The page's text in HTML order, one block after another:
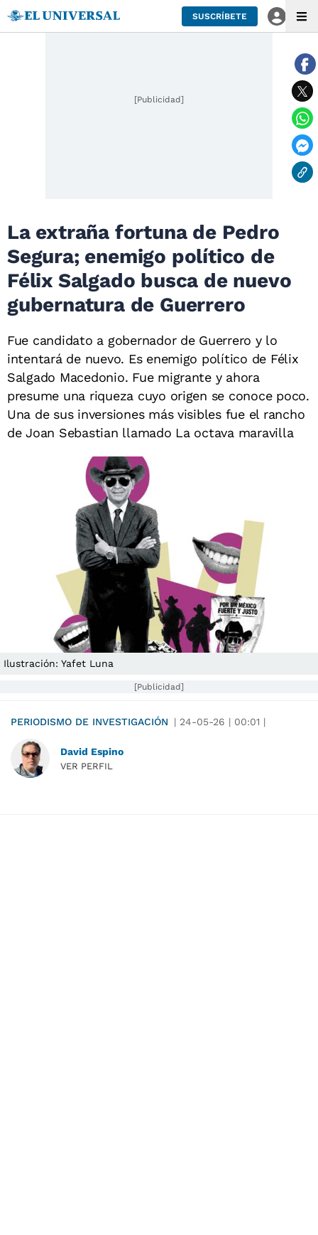
SUSCRÍBETE
[Publicidad]
La extraña fortuna de Pedro
Segura; enemigo político de
Félix Salgado busca de nuevo
gubernatura de Guerrero
Fue candidato a gobernador de Guerrero y lo
intentará de nuevo. Es enemigo político de Félix
Salgado Macedonio. Fue migrante y ahora
presume una riqueza cuyo origen se conoce poco.
Una de sus inversiones más visibles fue el rancho
de Joan Sebastian llamado La octava maravilla
Ilustración: Yafet Luna
[Publicidad]
PERIODISMO DE INVESTIGACIÓN | 24-05-26 | 00:01 |
David Espino
VER PERFIL